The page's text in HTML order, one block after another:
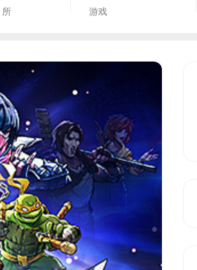
所
游戏